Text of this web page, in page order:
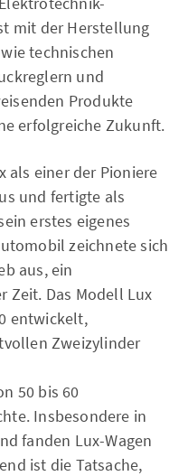
mit der Herstellung
technischen
und
Produkte
erfolgreiche Zukunft.
als einer der Pioniere
und fertigte als
erstes eigenes
zeichnete sich
aus, ein
Zeit. Das Modell Lux
entwickelt,
Zweizylinder
50 bis 60
Insbesondere in
fanden Lux-Wagen
ist die Tatsache,